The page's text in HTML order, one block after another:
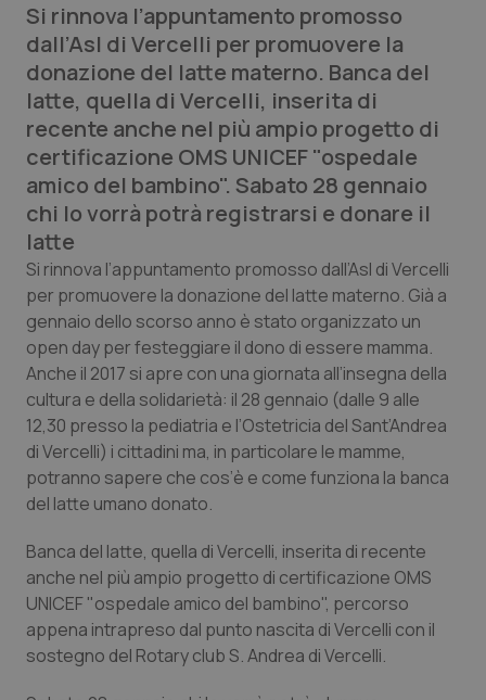
Lettere al direttore
Edizioni Regionali
QS Pro
Professionisti Sanitari.AI
Abruzzo
Basilicata
Calabria
Campania
Emilia-Romagna
Friuli Venezia Giulia
Lazio
Liguria
QS Pro Gold
Artrite & artrosi
Asma & BPCO
Car-T
Colesterolo & coronaropatie
Dermatite Atopica
Diabete & glucometri
Disturbi dell’umore
QS Club Newsletter
Si rinnova l’appuntamento promosso
dall’Asl di Vercelli per promuovere la
donazione del latte materno. Banca del
latte, quella di Vercelli, inserita di
recente anche nel più ampio progetto di
certificazione OMS UNICEF "ospedale
amico del bambino". Sabato 28 gennaio
chi lo vorrà potrà registrarsi e donare il
latte
Si rinnova l’appuntamento promosso dall’Asl di Vercelli
per promuovere la donazione del latte materno. Già a
gennaio dello scorso anno è stato organizzato un
open day per festeggiare il dono di essere mamma.
Anche il 2017 si apre con una giornata all’insegna della
cultura e della solidarietà: il 28 gennaio (dalle 9 alle
12,30 presso la pediatria e l’Ostetricia del Sant’Andrea
di Vercelli) i cittadini ma, in particolare le mamme,
potranno sapere che cos’è e come funziona la banca
del latte umano donato.
Banca del latte, quella di Vercelli, inserita di recente
anche nel più ampio progetto di certificazione OMS
UNICEF "ospedale amico del bambino", percorso
appena intrapreso dal punto nascita di Vercelli con il
sostegno del Rotary club S. Andrea di Vercelli.